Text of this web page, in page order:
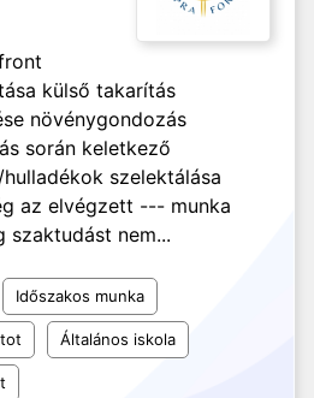
külső takarítás
növénygondozás
során keletkező
szelektálása
az elvégzett --- munka
szaktudást nem...
Időszakos munka
Általános iskola